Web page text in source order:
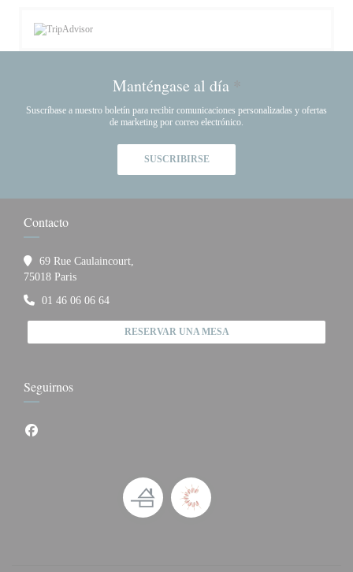
Manténgase al día *
Suscríbase a nuestro boletín para recibir comunicaciones personalizadas y ofertas
de marketing por correo electrónico.
SUSCRIBIRSE
Contacto
69 Rue Caulaincourt,
75018 Paris((abre en una nueva ventana))
01 46 06 06 64
RESERVAR UNA MESA
Seguirnos
Facebook ((abre en una nueva ventana))